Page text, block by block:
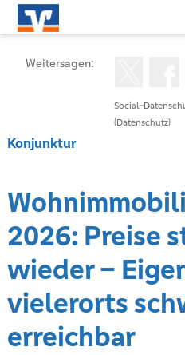
Social-
(Datenschutz)
Weitersagen:
Konjunktur
2026: Preise
wieder –
vielerorts
erreichbar